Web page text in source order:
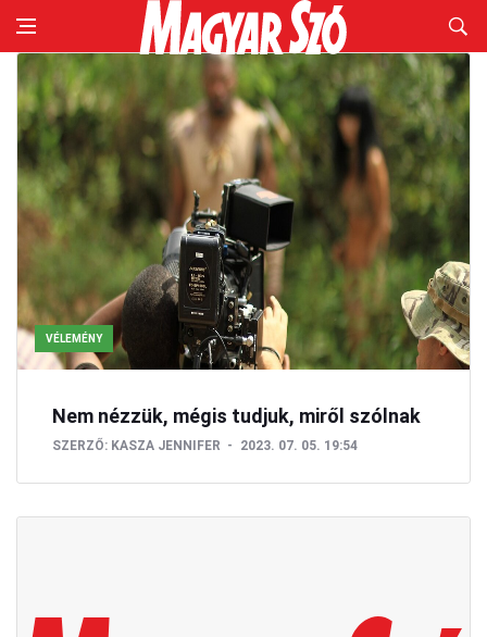
VÉLEMÉNY
Nem nézzük, mégis tudjuk, miről szólnak
SZERZŐ: KASZA JENNIFER 2023. 07. 05. 19:54